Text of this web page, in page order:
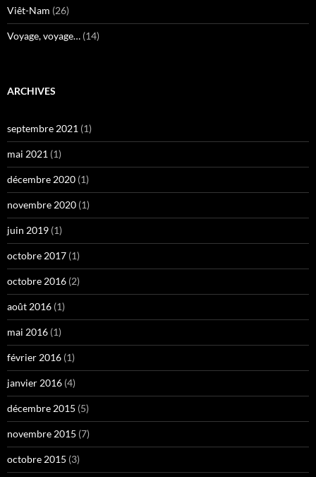
Viêt-Nam (26)
Voyage, voyage… (14)
ARCHIVES
septembre 2021 (1)
mai 2021 (1)
décembre 2020 (1)
novembre 2020 (1)
juin 2019 (1)
octobre 2017 (1)
octobre 2016 (2)
août 2016 (1)
mai 2016 (1)
février 2016 (1)
janvier 2016 (4)
décembre 2015 (5)
novembre 2015 (7)
octobre 2015 (3)